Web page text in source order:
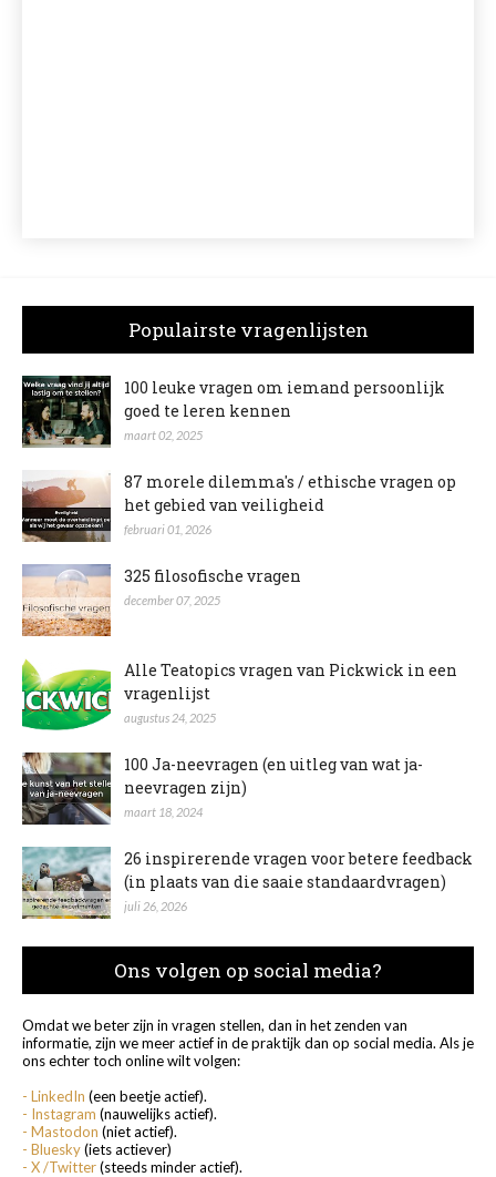
Populairste vragenlijsten
100 leuke vragen om iemand persoonlijk
goed te leren kennen
maart 02, 2025
87 morele dilemma's / ethische vragen op
het gebied van veiligheid
februari 01, 2026
325 filosofische vragen
december 07, 2025
Alle Teatopics vragen van Pickwick in een
vragenlijst
augustus 24, 2025
100 Ja-neevragen (en uitleg van wat ja-
neevragen zijn)
maart 18, 2024
26 inspirerende vragen voor betere feedback
(in plaats van die saaie standaardvragen)
juli 26, 2026
Ons volgen op social media?
Omdat we beter zijn in vragen stellen, dan in het zenden van
informatie, zijn we meer actief in de praktijk dan op social media. Als je
ons echter toch online wilt volgen:
- LinkedIn (een beetje actief).
- Instagram (nauwelijks actief).
- Mastodon (niet actief).
- Bluesky(iets actiever)
- X /Twitter(steeds minder actief).